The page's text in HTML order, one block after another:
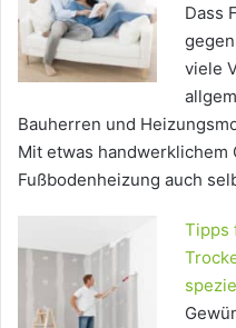
Dass
viele
Bauherren und
Mit etwas handwerklichem
Fußbodenheizung auch
Tipps